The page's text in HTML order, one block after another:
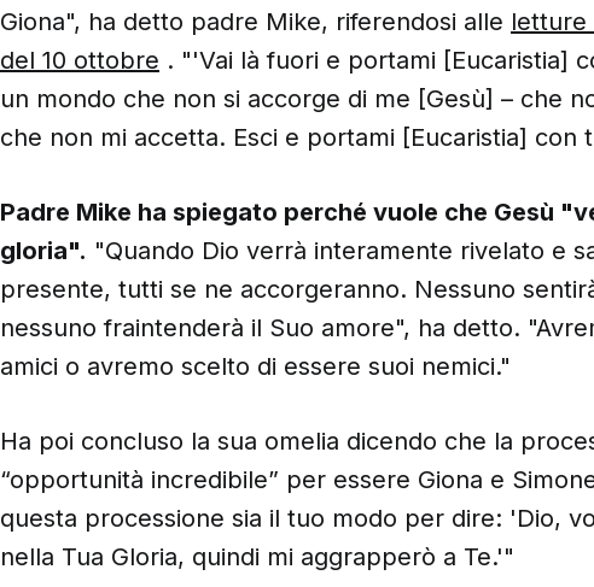
Giona", ha detto padre Mike, riferendosi alle letture
del 10 ottobre . "'Vai là fuori e portami [Eucaristia]
un mondo che non si accorge di me [Gesù] – che
che non mi accetta. Esci e portami [Eucaristia] con
Padre Mike ha spiegato perché vuole che Gesù
gloria". "Quando Dio verrà interamente rivelato e
presente, tutti se ne accorgeranno. Nessuno
nessuno fraintenderà il Suo amore", ha detto.
amici o avremo scelto di essere suoi nemici."
Ha poi concluso la sua omelia dicendo che la
“opportunità incredibile” per essere Giona e
questa processione sia il tuo modo per dire: 'Dio,
nella Tua Gloria, quindi mi aggrapperò a Te.'"